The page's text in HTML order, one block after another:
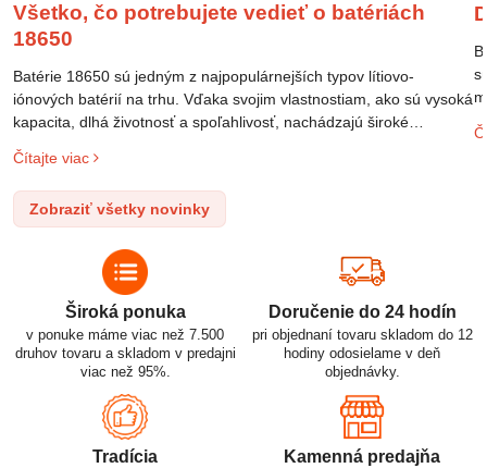
Všetko, čo potrebujete vedieť o batériách
18650
Batérie 18650 sú jedným z najpopulárnejších typov lítiovo-
iónových batérií na trhu. Vďaka svojim vlastnostiam, ako sú vysoká
kapacita, dlhá životnosť a spoľahlivosť, nachádzajú široké
uplatnenie v rôznych oblastiach – od elektronických zariadení až
po elektrické vozidlá. Pochopenie ich delenia, označovania a
správneho používania je kľúčom k ich efektívnemu a bezpečnému
využitiu.
Čítajte viac
Zobraziť všetky novinky
Široká ponuka
v ponuke máme viac než 7.500
druhov tovaru a skladom v predajni
viac než 95%.
Doručenie do 24 hodín
pri objednaní tovaru skladom do 12
hodiny odosielame v deň
objednávky.
Tradícia Kamenná predajňa